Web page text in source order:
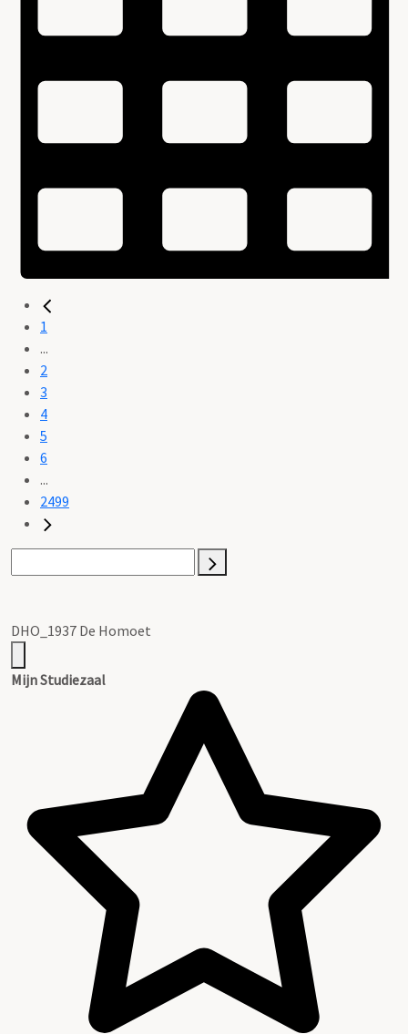
1
...
2
3
4
5
6
...
2499
DHO_1937 De Homoet
Mijn Studiezaal